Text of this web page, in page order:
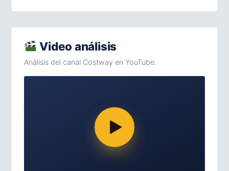
Video análisis
Análisis del canal Costway en YouTube.